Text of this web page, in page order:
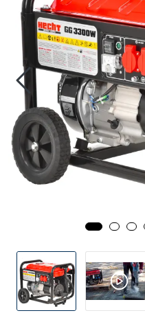
Skogsredskaper
ATV & Plentraktorutstyr
Tilbehør
Reservedeler
Leker
Ryggsprøyte
Elektriske Maskiner